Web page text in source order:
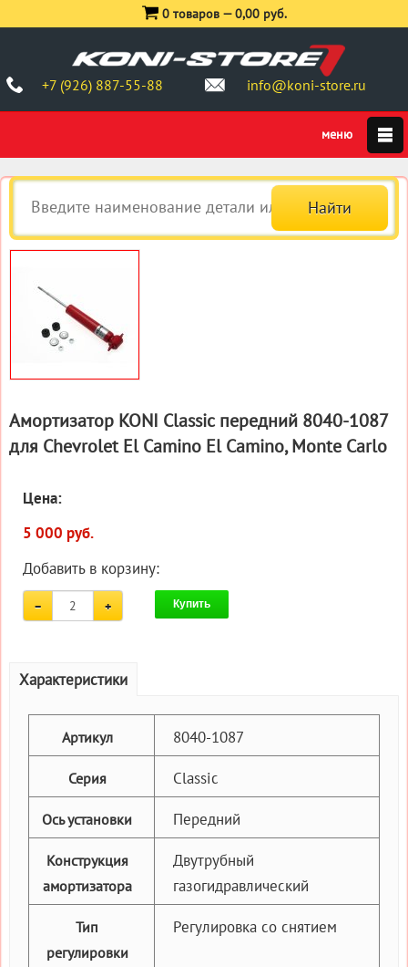
+7 (926) 887-55-88 info@koni-store.ru
0 товаров —0,00 руб.
Амортизатор KONI Classic передний 8040-1087
для Chevrolet El Camino El Camino, Monte Carlo
Цена:
5 000 руб.
Добавить в корзину:
Купить
Характеристики
Артикул 8040-1087
Серия Classic
Ось установки Передний
Конструкция
амортизатора
Двутрубный
газогидравлический
Тип
регулировки
Регулировка со снятием